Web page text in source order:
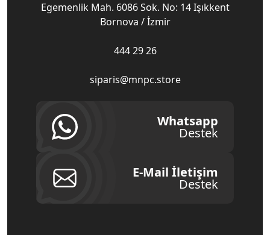
Egemenlik Mah. 6086 Sok. No: 14 Işıkkent
Bornova / İzmir
444 29 26
siparis@mnpc.store
Whatsapp
Destek
E-Mail İletişim
Destek